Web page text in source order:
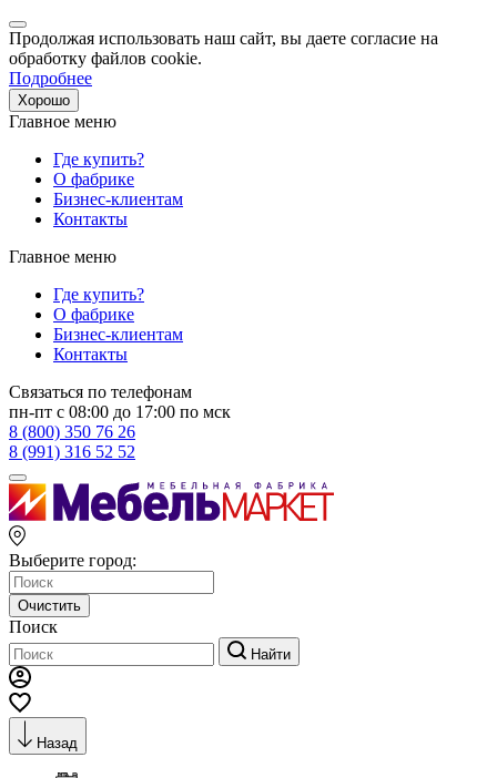
Продолжая использовать наш сайт, вы даете согласие на
обработку файлов cookie.
Подробнее
Хорошо
Главное меню
Где купить?
О фабрике
Бизнес-клиентам
Контакты
Главное меню
Где купить?
О фабрике
Бизнес-клиентам
Контакты
Связаться по телефонам
пн-пт с 08:00 до 17:00 по мск
8 (800) 350 76 26
8 (991) 316 52 52
Выберите город:
Очистить
Поиск
Найти
Назад